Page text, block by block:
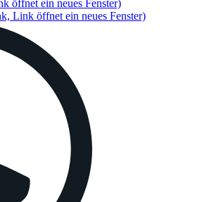
öffnet ein neues Fenster)
Link öffnet ein neues Fenster)